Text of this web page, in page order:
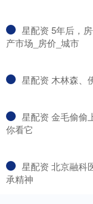
星配资 5年后，
产市场_房价_城市
星配资 木林森、
星配资 金毛偷偷
你看它
星配资 北京融科
承精神